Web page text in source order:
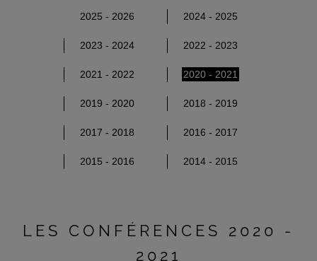
2025 - 2026 2024 - 2025
2023 - 2024 2022 - 2023
2021 - 2022 2020 - 2021
2019 - 2020 2018 - 2019
2017 - 2018 2016 - 2017
2015 - 2016 2014 - 2015
LES CONFÉRENCES 2020 -
2021